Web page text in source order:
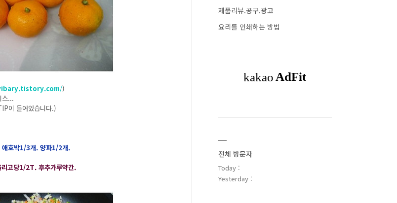
/)
스...
이 들어있습니다.)
애호박1/3개. 양파1/2개.
고당1/2T. 후추가루약간.
제품리뷰.공구.광고
요리를 인쇄하는 방법
전체 방문자
Today :
Yesterday :